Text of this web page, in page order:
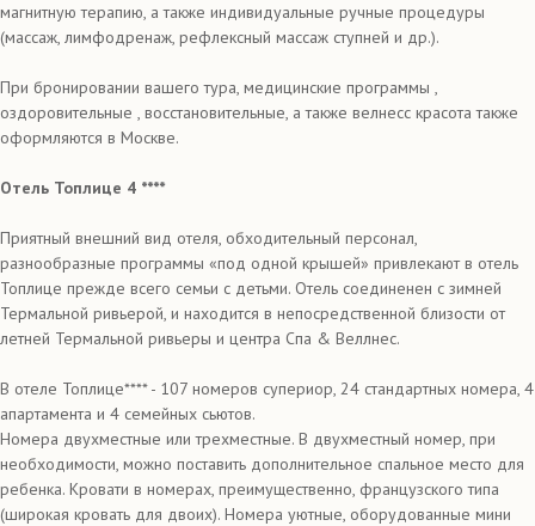
магнитную терапию, а также индивидуальные ручные процедуры
(массаж, лимфодренаж, рефлексный массаж ступней и др.).
При бронировании вашего тура, медицинские программы ,
оздоровительные , восстановительные, а также велнесс красота также
оформляются в Москве.
Отель Топлице 4 ****
Приятный внешний вид отеля, обходительный персонал,
разнообразные программы «под одной крышей» привлекают в отель
Топлице прежде всего семьи с детьми. Отель соединенен с зимней
Термальной ривьерой, и находится в непосредственной близости от
летней Термальной ривьеры и центра Спа & Веллнес.
В отеле Топлице**** - 107 номеров супериор, 24 стандартных номера, 4
апартамента и 4 семейных сьютов.
Номера двухместные или трехместные. В двухместный номер, при
необходимости, можно поставить дополнительное спальное место для
ребенка. Кровати в номерах, преимущественно, французского типа
(широкая кровать для двоих). Номера уютные, оборудованные мини